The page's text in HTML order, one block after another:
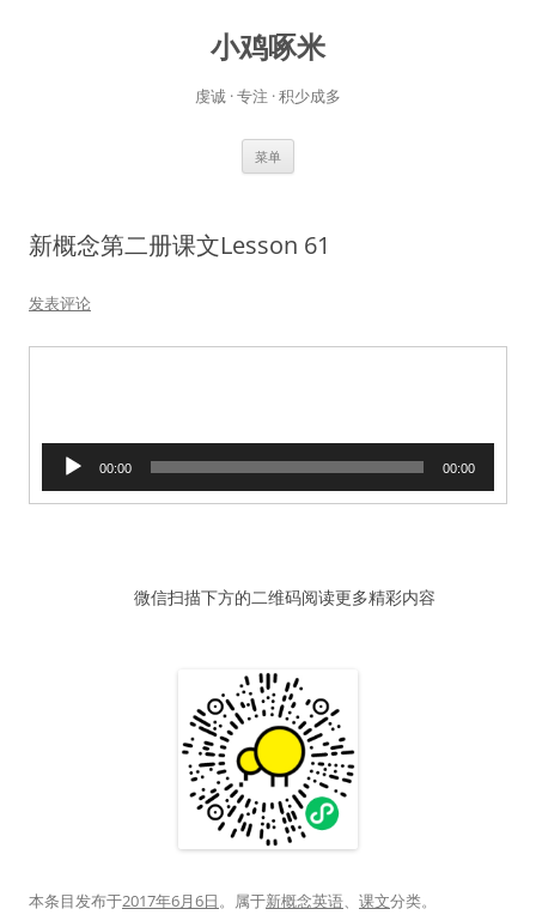
小鸡啄米
虔诚 · 专注 · 积少成多
菜单
新概念第二册课文Lesson 61
发表评论
播
00:00 00:00
微信扫描下方的二维码阅读更多精彩内容
本条目发布于2017年6月6日。属于新概念英语、 课文分类。